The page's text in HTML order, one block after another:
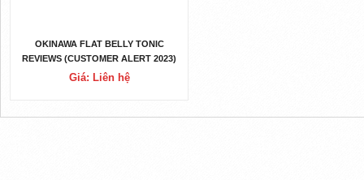
OKINAWA FLAT BELLY TONIC
REVIEWS (CUSTOMER ALERT 2023)
OKINAWA FLAT BELLY TONIC
Giá: Liên hệ